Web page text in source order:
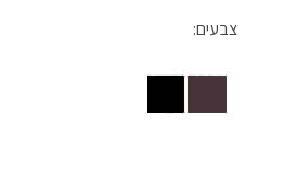
צבעים: